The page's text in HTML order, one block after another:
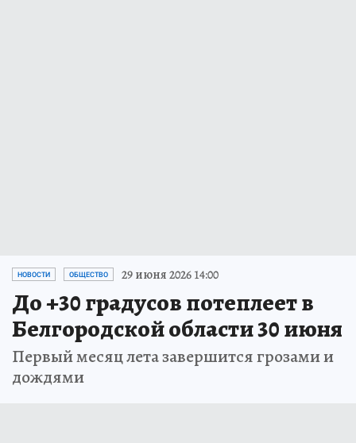
НОВОСТИ ОБЩЕСТВО 29 июня 2026 14:00
До +30 градусов потеплеет в
Белгородской области 30 июня
Первый месяц лета завершится грозами и
дождями